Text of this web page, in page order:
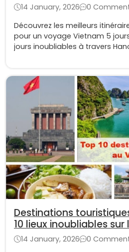
14 January, 2026
0
Découvrez les meilleurs
pour un voyage Vietnam 5
jours inoubliables à travers
Destinations
10 lieux inoubliables sur
internationale
14 January, 2026
0